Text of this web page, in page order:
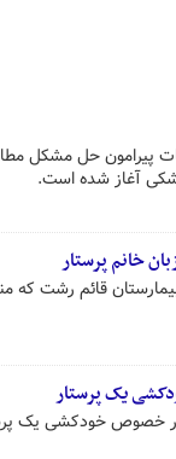
حل مشکل
آغاز شده است.
خانم پرستار
یک پرستار
خصوص خودکشی یک